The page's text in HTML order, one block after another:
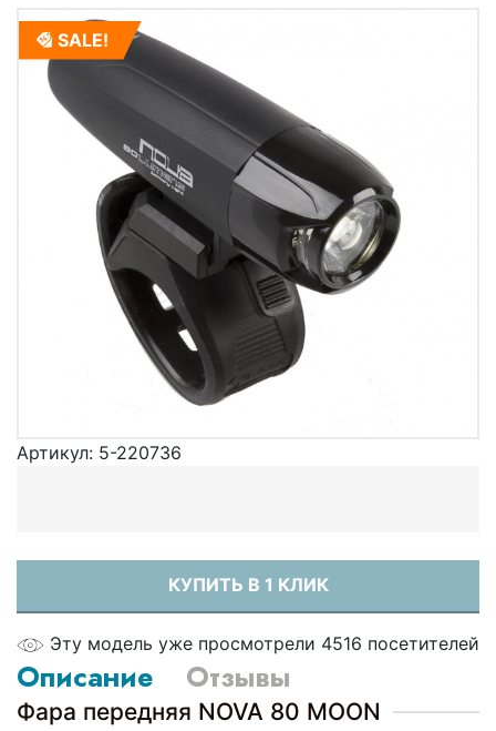
SALE!
Артикул: 5-220736
КУПИТЬ В 1 КЛИК
Эту модель уже просмотрели 4516 посетителей
Описание Отзывы
Фара передняя NOVA 80 MOON